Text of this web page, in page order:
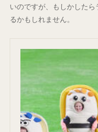
いのですが、もしかした
るかもしれません。